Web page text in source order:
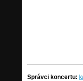
Správci koncertu: